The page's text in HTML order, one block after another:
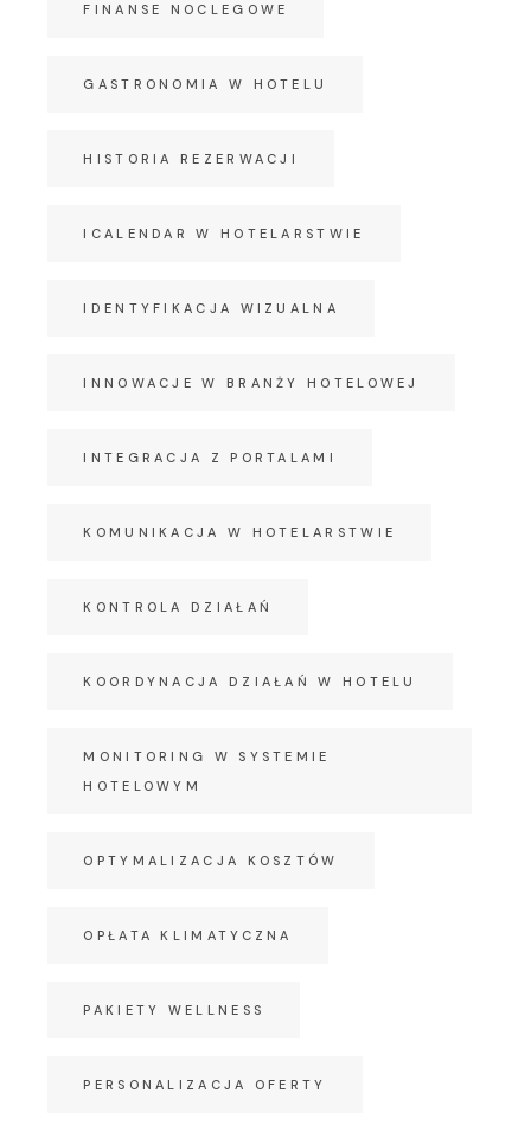
FINANSE NOCLEGOWE
GASTRONOMIA W HOTELU
HISTORIA REZERWACJI
ICALENDAR W HOTELARSTWIE
IDENTYFIKACJA WIZUALNA
INNOWACJE W BRANŻY HOTELOWEJ
INTEGRACJA Z PORTALAMI
KOMUNIKACJA W HOTELARSTWIE
KONTROLA DZIAŁAŃ
KOORDYNACJA DZIAŁAŃ W HOTELU
MONITORING W SYSTEMIE
HOTELOWYM
OPTYMALIZACJA KOSZTÓW
OPŁATA KLIMATYCZNA
PAKIETY WELLNESS
PERSONALIZACJA OFERTY